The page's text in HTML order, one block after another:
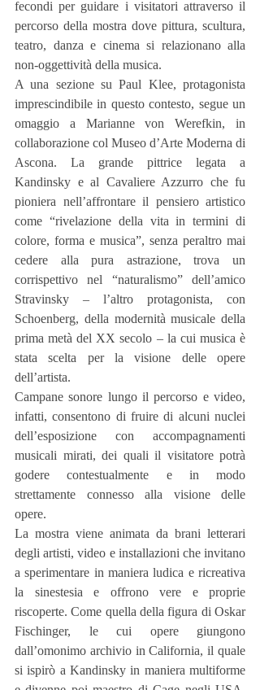
fecondi per guidare i visitatori attraverso il
percorso della mostra dove pittura, scultura,
teatro, danza e cinema si relazionano alla
non-oggettività della musica.
A una sezione su Paul Klee, protagonista
imprescindibile in questo contesto, segue un
omaggio a Marianne von Werefkin, in
collaborazione col Museo d’Arte Moderna di
Ascona. La grande pittrice legata a
Kandinsky e al Cavaliere Azzurro che fu
pioniera nell’affrontare il pensiero artistico
come “rivelazione della vita in termini di
colore, forma e musica”, senza peraltro mai
cedere alla pura astrazione, trova un
corrispettivo nel “naturalismo” dell’amico
Stravinsky – l’altro protagonista, con
Schoenberg, della modernità musicale della
prima metà del XX secolo – la cui musica è
stata scelta per la visione delle opere
dell’artista.
Campane sonore lungo il percorso e video,
infatti, consentono di fruire di alcuni nuclei
dell’esposizione con accompagnamenti
musicali mirati, dei quali il visitatore potrà
godere contestualmente e in modo
strettamente connesso alla visione delle
opere.
La mostra viene animata da brani letterari
degli artisti, video e installazioni che invitano
a sperimentare in maniera ludica e ricreativa
la sinestesia e offrono vere e proprie
riscoperte. Come quella della figura di Oskar
Fischinger, le cui opere giungono
dall’omonimo archivio in California, il quale
si ispirò a Kandinsky in maniera multiforme